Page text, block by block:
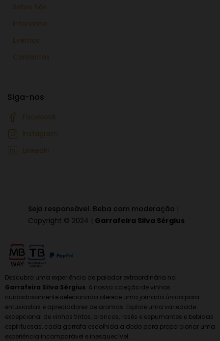
Sobre Nós
Inforvinho
Eventos
Contactos
Siga-nos
Facebook
Instagram
Linkedin
Seja responsável. Beba com moderação |
Copyright © 2024 | Garrafeira Silva Sérgius
Descubra uma experiência de paladar extraordinária na
Garrafeira Silva Sérgius. A nossa coleção de vinhos
cuidadosamente selecionada oferece uma jornada única para
entusiastas e apreciadores de aromas. Explore uma variedade
excepcional de vinhos tintos, brancos, rosés e espumantes e bebidas
espirituosas, cada garrafa escolhida a dedo para proporcionar uma
experiência incomparável e inesquecível.